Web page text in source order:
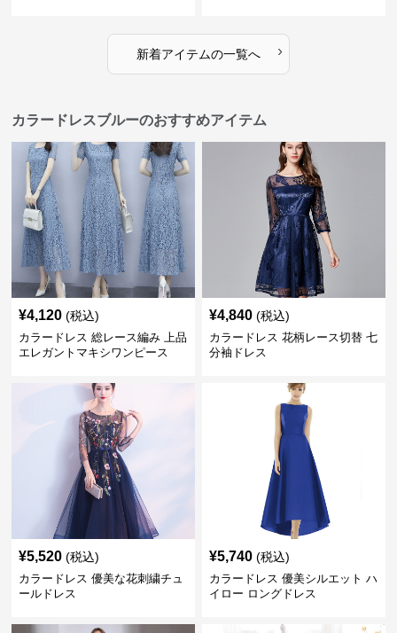
新着アイテムの一覧へ ›
カラードレスブルーのおすすめアイテム
¥4,120 (税込)
カラードレス 総レース編み 上品
エレガントマキシワンピース
¥4,840 (税込)
カラードレス 花柄レース切替 七
分袖ドレス
¥5,520 (税込)
カラードレス 優美な花刺繍チュ
ールドレス
¥5,740 (税込)
カラードレス 優美シルエット ハ
イロー ロングドレス